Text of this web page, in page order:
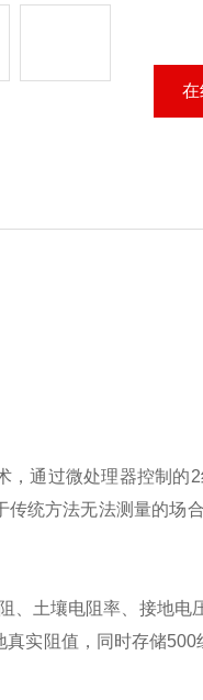
在
通过微处理器控制
统方法无法测量的场
、土壤电阻率、接地
实阻值，同时存储